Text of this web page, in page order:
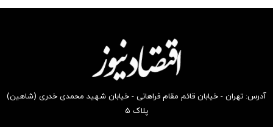
بخر !
بخر !
آدرس: تهران - خیابان قائم مقام فراهانی - خیابان شهید محمدی خدری (شاهین)
پلاک ۵